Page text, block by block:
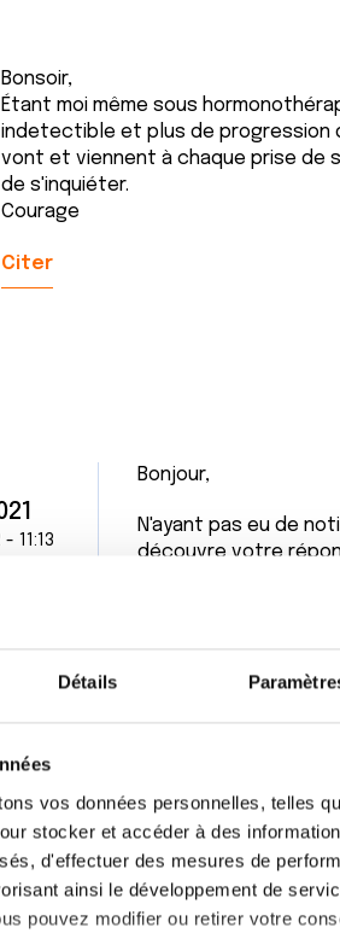
Détails
vos données personnelles, telles
stocker et accéder à des
d'effectuer des mesures de
ainsi le développement de
pouvez modifier ou retirer votre
Bonsoir,
Étant moi même sous
indetectible et plus de progression
vont et viennent à chaque prise de
de s'inquiéter.
Courage
Citer
11:13
Bonjour,
N'ayant pas eu de
découvre votre
C'est vrai que tous
Bonne journée,
Étant moi même
quasiment
phosphatases
dépasser des taux
Courage</p>[/quote]
Citer